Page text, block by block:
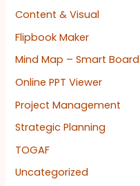
Content & Visual
Flipbook Maker
Mind Map – Smart Board
Online PPT Viewer
Project Management
Strategic Planning
TOGAF
Uncategorized